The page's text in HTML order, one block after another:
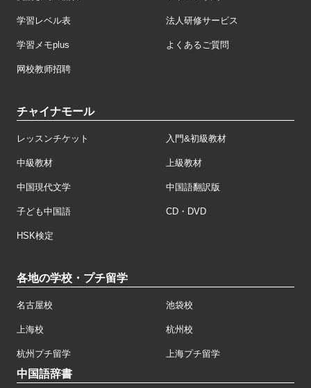
学習レベル表 法人研修サービス
学習メモplus よくあるご質問
网校教师招聘
チャイナモール
レッスンチケット 入門&初級教材
中級教材 上級教材
中国現代文学 中国語翻訳版
子ども中国語 CD・DVD
HSK検定
各地の学校・プチ留学
名古屋校 池袋校
上海校 杭州校
杭州プチ留学 上海プチ留学
中国語辞書